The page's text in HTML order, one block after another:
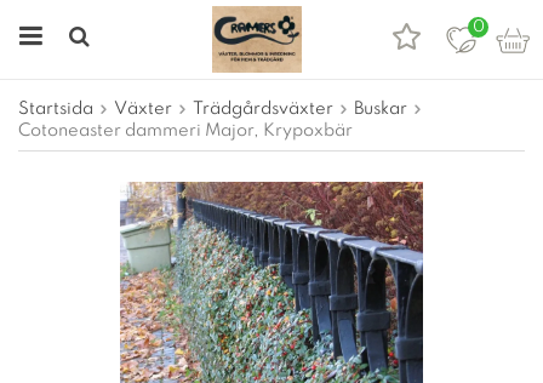
0
Startsida Växter Trädgårdsväxter
Buskar
Cotoneaster dammeri Major, Krypoxbär